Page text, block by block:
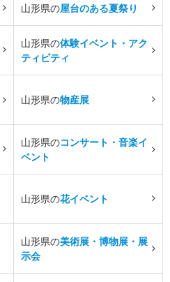
山形県の屋台のある夏祭り
山形県の体験イベント・アク
ティビティ
山形県の物産展
山形県のコンサート・音楽イ
ベント
山形県の花イベント
山形県の美術展・博物展・展
示会